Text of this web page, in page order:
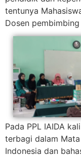
tentunya
Dosen
Pada PPL IAIDA
terbagi dalam
Indonesia dan